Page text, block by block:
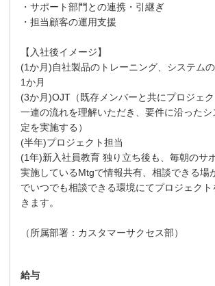
・サポート部門との連携・引継ぎ
・担当顧客の運用支援
【入社後イメージ】
(1か月)自社製品のトレーニング、システム
1か月
(3か月)OJT（既存メンバーと共にプロジェ
一連の流れを理解いただき、要件に沿ったシ
定を実施する）
(半年)プロジェクト担当
(1年)新入社員教育 独り立ち後も、毎朝のサ
実施しているMtgで情報共有、相談できる場
でいつでも相談できる環境にてプロジェク
きます。
（所属部署：カスタマーサクセス部）
給与